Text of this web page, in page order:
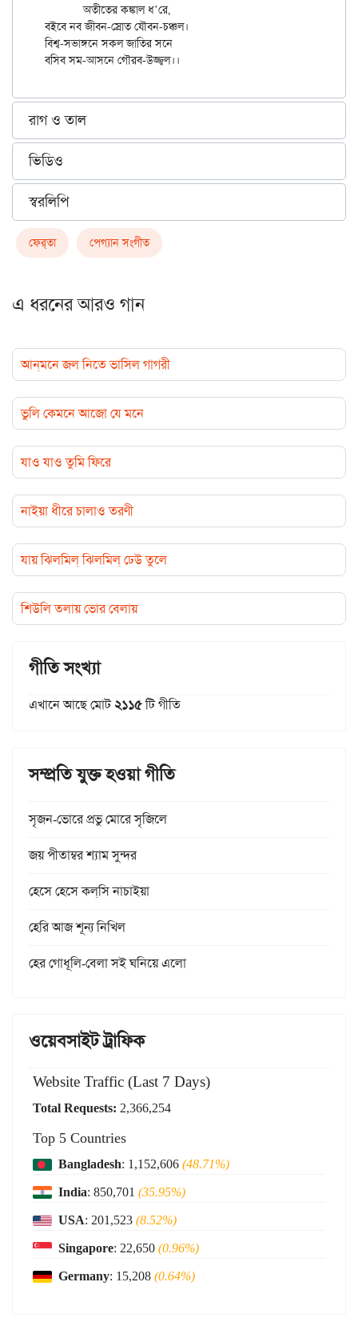
	অতীতের কঙ্কাল ধ’রে,
বইবে নব জীবন-স্রোত যৌবন-চঞ্চল।
বিশ্ব-সভাঙ্গনে সকল জাতির সনে
রাগ ও তাল
ভিডিও
স্বরলিপি
ফের্‌তা পেগ্যান সংগীত
এ ধরনের আরও গান
আন্‌মনে জল নিতে ভাসিল গাগরী
ভুলি কেমনে আজো যে মনে
যাও যাও তুমি ফিরে
নাইয়া ধীরে চালাও তরণী
যায় ঝিলমিল্ ঝিলমিল্ ঢেউ তুলে
শিউলি তলায় ভোর বেলায়
গীতি সংখ্যা
এখানে আছে মোট২১১৫টি গীতি
সম্প্রতি যুক্ত হওয়া গীতি
সৃজন-ভোরে প্রভু মোরে সৃজিলে
জয় পীতাম্বর শ্যাম সুন্দর
হেসে হেসে কল্‌সি নাচাইয়া
হেরি আজ শূন্য নিখিল
হের গোধূলি-বেলা সই ঘনিয়ে এলো
ওয়েবসাইট ট্রাফিক
Website Traffic (Last 7 Days)
Total Requests: 2,366,254
Top 5 Countries
Bangladesh: 1,152,606(48.71%)
India: 850,701 (35.95%)
USA: 201,523(8.52%)
Singapore: 22,650(0.96%)
Germany: 15,208(0.64%)